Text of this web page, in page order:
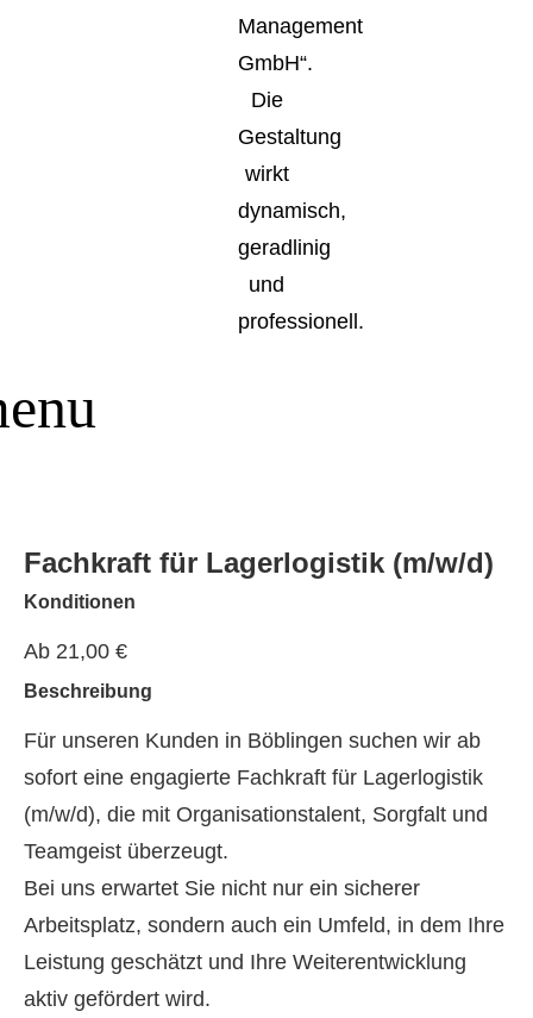
Fachkraft für Lagerlogistik (m/w/d)
Konditionen
Ab 21,00 €
Beschreibung
Für unseren Kunden in Böblingen suchen wir ab
sofort eine engagierte Fachkraft für Lagerlogistik
(m/w/d), die mit Organisationstalent, Sorgfalt und
Teamgeist überzeugt.
Bei uns erwartet Sie nicht nur ein sicherer
Arbeitsplatz, sondern auch ein Umfeld, in dem Ihre
Leistung geschätzt und Ihre Weiterentwicklung
aktiv gefördert wird.